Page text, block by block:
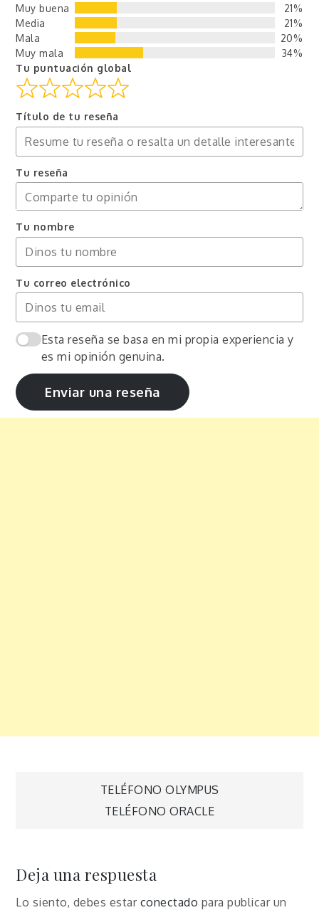
Muy buena
21%
Media
21%
Mala
20%
Muy mala
34%
Tu puntuación global
Título de tu reseña
Tu reseña
Tu nombre
Tu correo electrónico
Esta reseña se basa en mi propia experiencia y
es mi opinión genuina.
Enviar una reseña
Navegación
entradas
TELÉFONO OLYMPUS
TELÉFONO ORACLE
Deja una respuesta
Lo siento, debes estar conectado para publicar un